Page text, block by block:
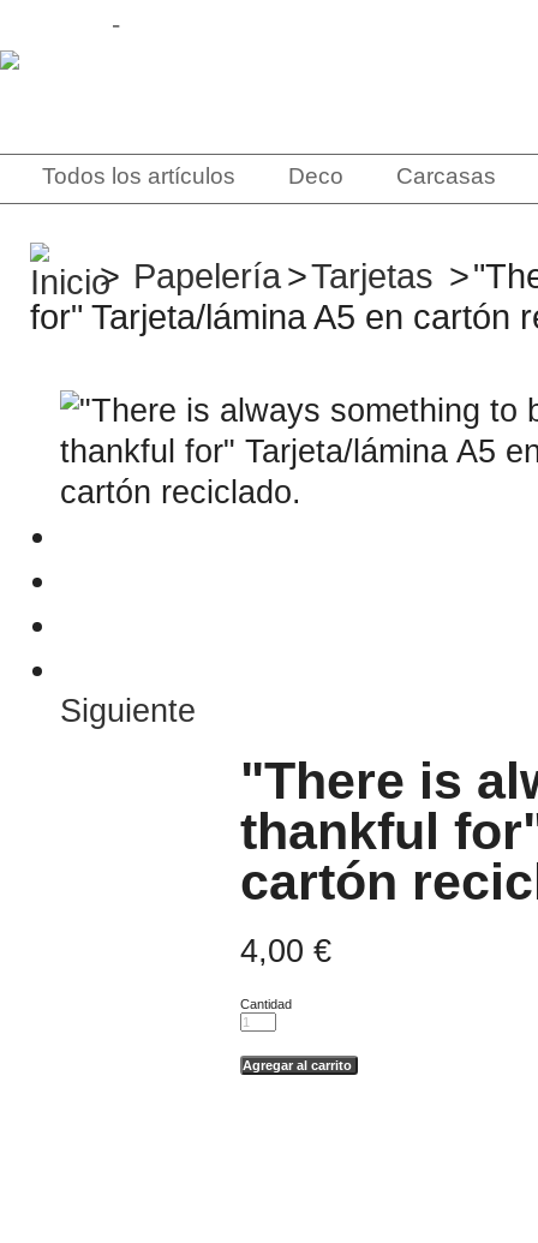
-
Todos los artículos Deco Carcasas
> Papelería>Tarjetas >
for" Tarjeta/lámina A5 en cartón
Siguiente
"There is
thankful
cartón
4,00 €
Cantidad